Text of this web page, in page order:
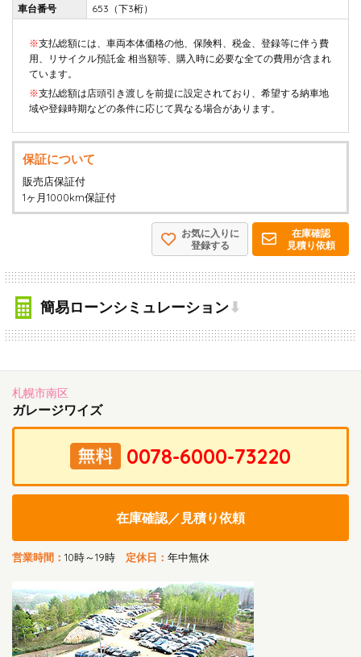
車台番号 653（下3桁）
※支払総額には、車両本体価格の他、保険料、税金、登録等に伴う費
用、リサイクル預託金 相当額等、購入時に必要な全ての費用が含まれ
ています。
※支払総額は店頭引き渡しを前提に設定されており、希望する納車地
域や登録時期などの条件に応じて異なる場合があります。
保証について
販売店保証付
1ヶ月1000km保証付
在庫確認
見積り依頼
お気に入りに
登録する
簡易ローンシミュレーション⬇
札幌市南区
ガレージワイズ
在庫確認／見積り依頼
営業時間： 10時～19時 定休日： 年中無休